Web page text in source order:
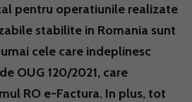
pentru operatiunile realizate
stabilite in Romania sunt
cele care indeplinesc
OUG 120/2021, care
RO e-Factura. In plus, tot